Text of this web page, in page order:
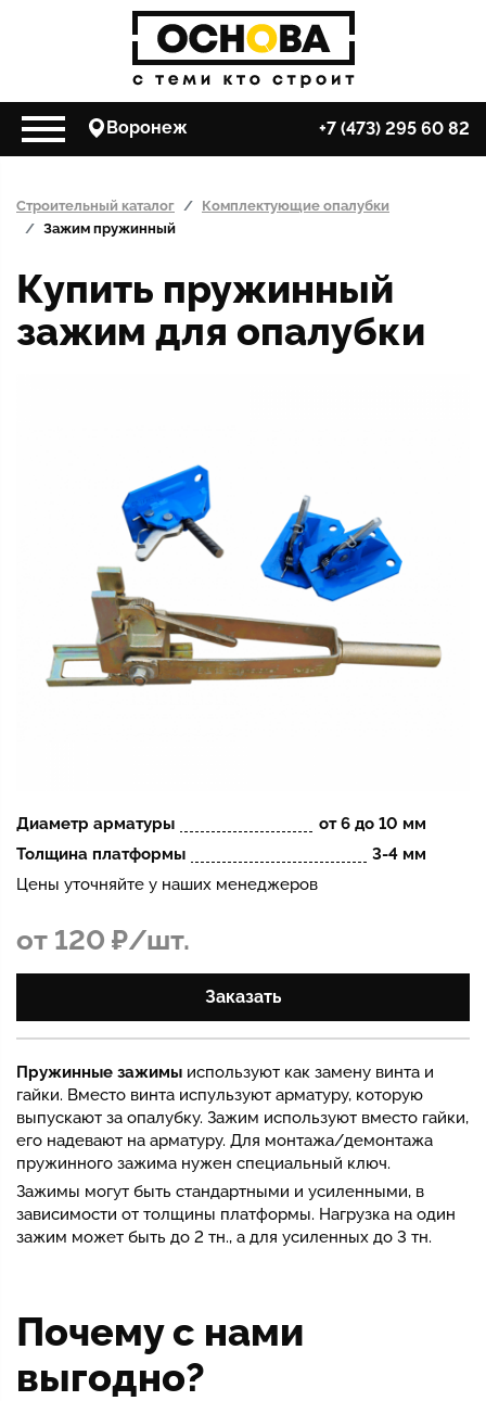
Воронеж +7 (473) 295 60 82
Строительный каталог
Комплектующие опалубки
Зажим пружинный
Купить пружинный
зажим для опалубки
Диаметр арматуры
от 6 до 10 мм
Толщина платформы
3-4 мм
Цены уточняйте у наших менеджеров
от 120 ₽/шт.
Заказать
Пружинные зажимы используют как замену винта и
гайки. Вместо винта испульзуют арматуру, которую
выпускают за опалубку. Зажим используют вместо гайки,
его надевают на арматуру. Для монтажа/демонтажа
пружинного зажима нужен специальный ключ.
Зажимы могут быть стандартными и усиленными, в
зависимости от толщины платформы. Нагрузка на один
зажим может быть до 2 тн., а для усиленных до 3 тн.
Почему с нами
выгодно?